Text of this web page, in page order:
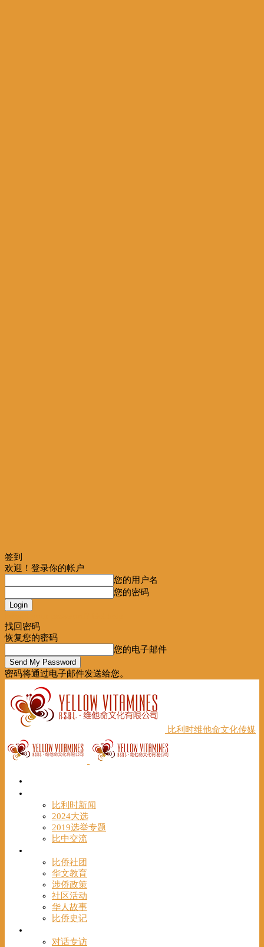
签到
欢迎！登录你的帐户
您的用户名
您的密码
找回密码
恢复您的密码
您的电子邮件
密码将通过电子邮件发送给您。
比利时维他命文化传媒
比利时新闻
2024大选
2019选举专题
比中交流
比侨社团
华文教育
涉侨政策
社区活动
华人故事
比侨史记
对话专访